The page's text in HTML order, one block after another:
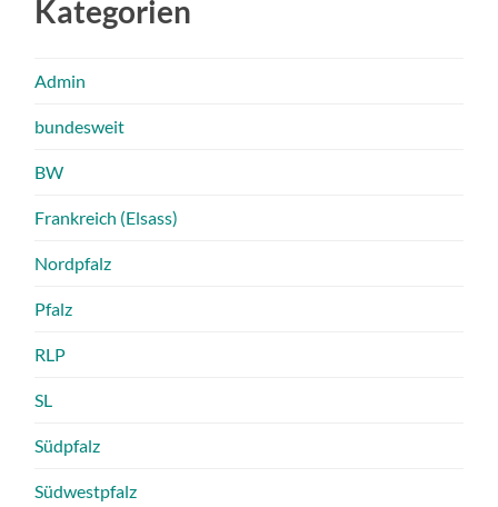
Kategorien
Admin
bundesweit
BW
Frankreich (Elsass)
Nordpfalz
Pfalz
RLP
SL
Südpfalz
Südwestpfalz